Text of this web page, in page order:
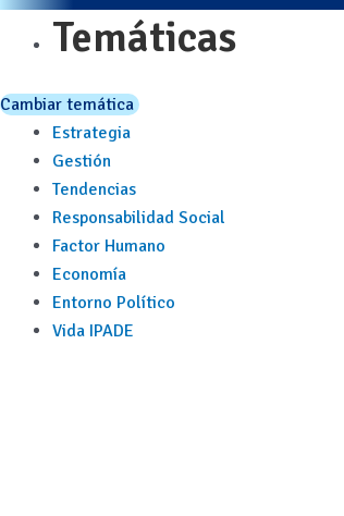
Temáticas
Cambiar temática
Estrategia
Gestión
Tendencias
Responsabilidad Social
Factor Humano
Economía
Entorno Político
Vida IPADE